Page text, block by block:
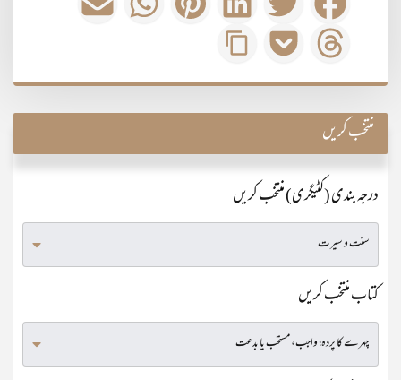
منتخب کریں
درجہ بندی (کٹیگری) منتخب کریں
کتاب منتخب کریں